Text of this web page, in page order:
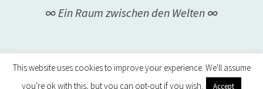
∞ Ein Raum zwischen den Welten ∞
This website uses cookies to improve your experience. We'll assume
you're ok with this, but you can opt-out if you wish.
Accept